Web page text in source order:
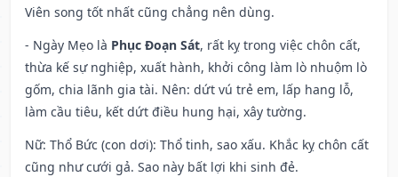
Viên song tốt nhất cũng chẳng nên dùng.
- Ngày Mẹo là Phục Đoạn Sát, rất kỵ trong việc chôn cất,
thừa kế sự nghiệp, xuất hành, khởi công làm lò nhuộm lò
gốm, chia lãnh gia tài. Nên: dứt vú trẻ em, lấp hang lỗ,
làm cầu tiêu, kết dứt điều hung hại, xây tường.
Nữ: Thổ Bức (con dơi): Thổ tinh, sao xấu. Khắc kỵ chôn cất
cũng như cưới gả. Sao này bất lợi khi sinh đẻ.